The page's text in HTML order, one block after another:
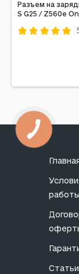
Разъем на
S G25 / Z560e
работы
Статьи